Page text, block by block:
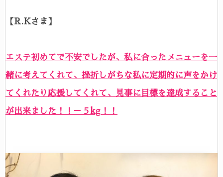
【R.Kさま】
エステ初めてで不安でしたが、私に合ったメニューを一
緒に考えてくれて、挫折しがちな私に定期的に声をかけ
てくれたり応援してくれて、見事に目標を達成すること
が出来ました！！－５kg！！